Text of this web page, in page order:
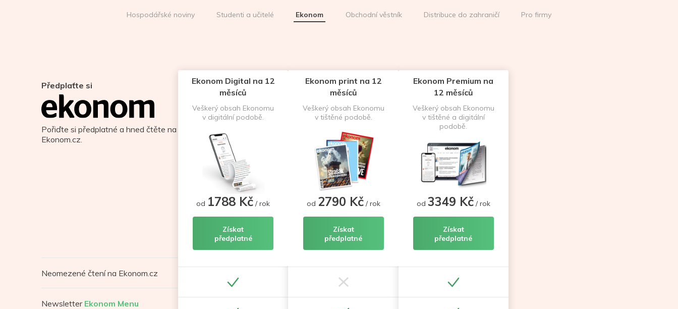
Hospodářské noviny Studenti a učitelé Ekonom Obchodní věstník Distribuce do zahraničí Pro firmy
Předplaťte si
Pořiďte si předplatné a hned čtěte na
Ekonom.cz.
Neomezené čtení na Ekonom.cz
Newsletter Ekonom Menu
Ekonom Digital na 12
měsíců
Veškerý obsah Ekonomu
v digitální podobě.
od 1788 Kč / rok
Získat
předplatné
Ekonom print na 12
měsíců
Veškerý obsah Ekonomu
v tištěné podobě.
od 2790 Kč/ rok
Získat
předplatné
Ekonom Premium na
12 měsíců
Veškerý obsah Ekonomu
v tištěné a digitální
podobě.
od 3349 Kč/ rok
Získat
předplatné